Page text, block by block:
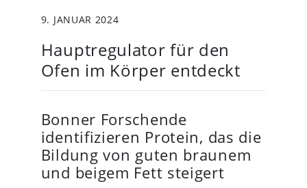
9. JANUAR 2024
Hauptregulator für den
Ofen im Körper entdeckt
Bonner Forschende
identifizieren Protein, das die
Bildung von guten braunem
und beigem Fett steigert